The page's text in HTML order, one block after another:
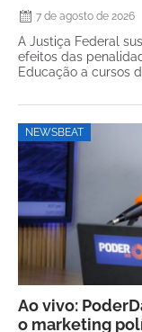
7 de agosto de 2026
A Justiça Federal
efeitos das
Educação a cursos
NEWSBEAT
Ao vivo:
o marketing